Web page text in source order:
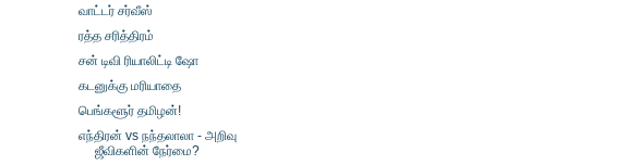
வாட்டர் சர்வீஸ்
ரத்த சரித்திரம்
சன் டிவி ரியாலிட்டி ஷோ
கடனுக்கு மரியாதை
பெங்களூர் தமிழன்!
எந்திரன் vs நந்தலாலா - அறிவு
ஜீவிகளின் நேர்மை?